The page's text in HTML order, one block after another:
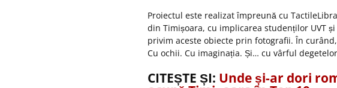
Proiectul este realizat împreună cu
din Timișoara, cu implicarea studenților UVT
privim aceste obiecte prin fotografii. În
Cu ochii. Cu imaginația. Și… cu vârful
CITEȘTE ȘI: Unde și-ar dori